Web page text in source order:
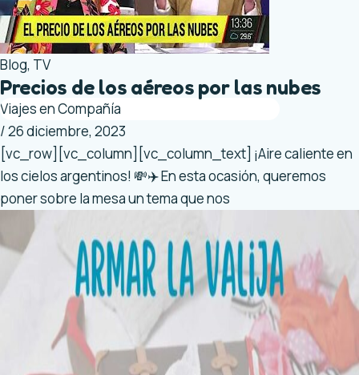
Blog, TV
Precios de los aéreos por las nubes
Viajes en Compañía
/26 diciembre, 2023
[vc_row][vc_column][vc_column_text] ¡Aire caliente en
los cielos argentinos! 💸✈️ En esta ocasión, queremos
poner sobre la mesa un tema que nos